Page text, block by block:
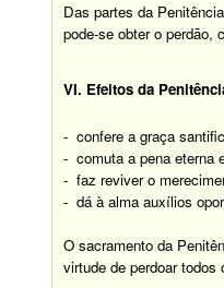
Das partes da
pode-se obter o perdão,
VI. Efeitos da
- confere a graça
- comuta a pena eterna
- faz reviver o
- dá à alma auxílios
O sacramento da
virtude de perdoar